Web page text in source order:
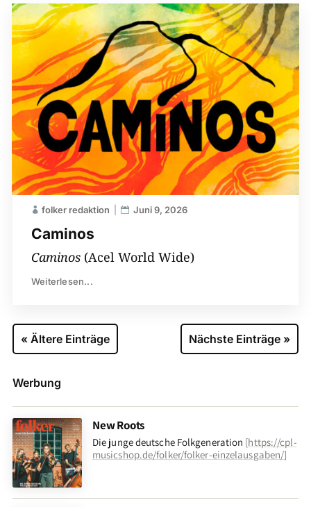
Caminos
folker redaktion Juni 9, 2026
Caminos(Acel World Wide)
Weiterlesen...
« Ältere Einträge Nächste Einträge »
Werbung
New Roots
Die junge deutsche Folkgeneration [https://cpl-
musicshop.de/folker/folker-einzelausgaben/]